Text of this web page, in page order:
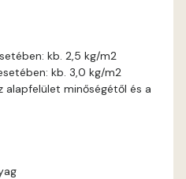
Cotto C
kb. 2,5 kg/m2
kb. 3,0 kg/m2
alapfelület minőségétől és a